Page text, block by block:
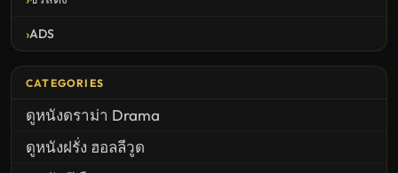
ADS
CATEGORIES
ดูหนังดราม่า Drama
ดูหนังฝรั่ง ฮอลลีวูด